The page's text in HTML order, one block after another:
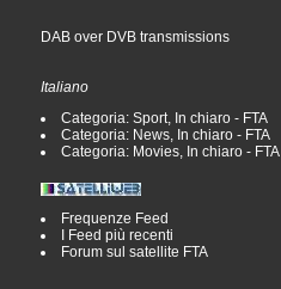
DAB over DVB transmissions
Italiano
Categoria: Sport, In chiaro - FTA
Categoria: News, In chiaro - FTA
Categoria: Movies, In chiaro - FTA
Frequenze Feed
I Feed più recenti
Forum sul satellite FTA